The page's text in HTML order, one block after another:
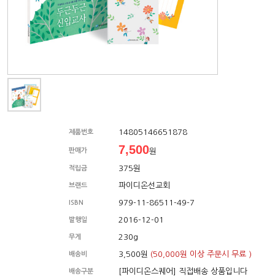
제품번호 14805146651878
판매가 7,500원
적립금 375원
브랜드 파이디온선교회
ISBN 979-11-86511-49-7
발행일 2016-12-01
무게 230g
배송비 3,500원 (50,000원 이상 주문시 무료 )
배송구분 [파이디온스퀘어] 직접배송 상품입니다